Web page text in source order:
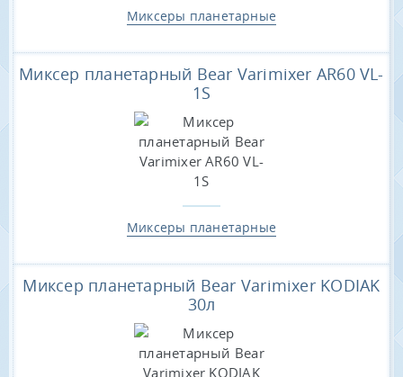
Миксеры планетарные
Миксер планетарный Bear Varimixer AR60 VL-
1S
Миксеры планетарные
Миксер планетарный Bear Varimixer KODIAK
30л